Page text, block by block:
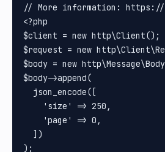
// More information: https://
<?php
$client = new http\Client();
$request = new
$body = new
$body->append(
  json_encode([
    'size' => 250,
    'page' => 0,
  ])
);